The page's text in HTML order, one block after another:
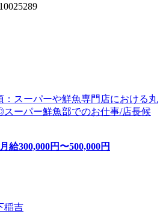
：スーパーや鮮魚専門店における丸
ーパー鮮魚部でのお仕事/店長候
月給300,000円〜500,000円
稲吉